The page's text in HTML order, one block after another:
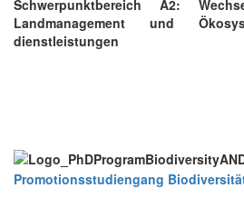
Schwerpunktbereich A2:
Landmanagement und
dienstleistungen
Promotionsstudiengang